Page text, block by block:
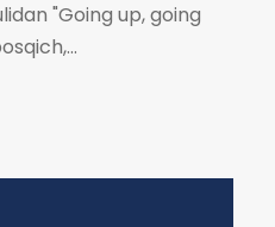
"Going up, going